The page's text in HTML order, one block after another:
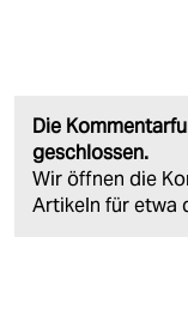
Die
geschlossen.
Wir öffnen die
Artikeln für etwa